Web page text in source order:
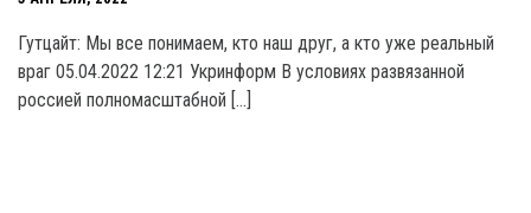
Гутцайт: Мы все понимаем, кто наш друг, а кто уже реальный
враг 05.04.2022 12:21 Укринформ В условиях развязанной
россией полномасштабной […]